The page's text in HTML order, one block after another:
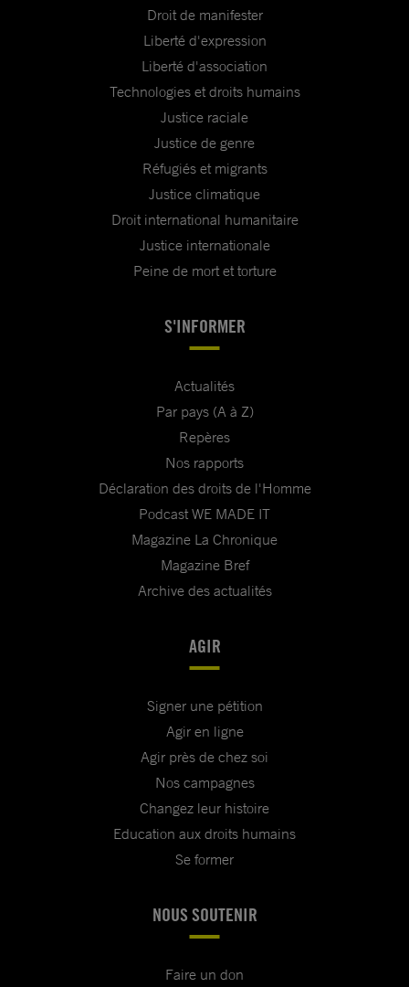
Droit de manifester
Liberté d'expression
Liberté d'association
Technologies et droits humains
Justice raciale
Justice de genre
Réfugiés et migrants
Justice climatique
Droit international humanitaire
Justice internationale
Peine de mort et torture
S'INFORMER
Actualités
Par pays (A à Z)
Repères
Nos rapports
Déclaration des droits de l'Homme
Podcast WE MADE IT
Magazine La Chronique
Magazine Bref
Archive des actualités
AGIR
Signer une pétition
Agir en ligne
Agir près de chez soi
Nos campagnes
Changez leur histoire
Education aux droits humains
Se former
NOUS SOUTENIR
Faire un don